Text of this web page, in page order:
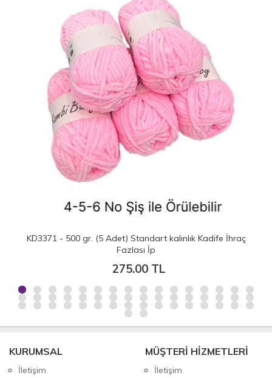
KD3371 - 500 gr. (5 Adet) Standart kalınlık Kadife İhraç
Fazlası İp
275.00 TL
KURUMSAL
İletişim
MÜŞTERİ HİZMETLERİ
İletişim